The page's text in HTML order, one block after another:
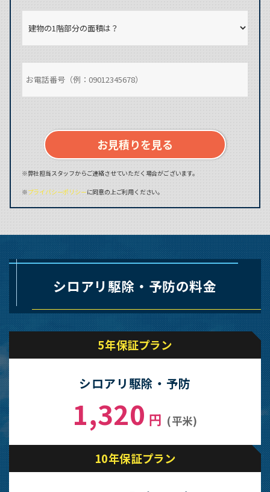
お見積りを見る
※弊社担当スタッフからご連絡させていただく場合がございます。
※プライバシーポリシーに同意の上ご利用ください。
シロアリ駆除・予防の料金
5年保証プラン
シロアリ駆除・予防
1,320 円 (平米)
10年保証プラン